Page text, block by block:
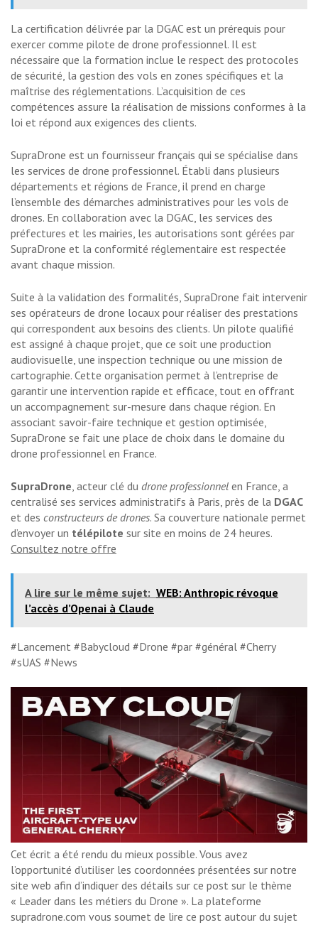
La certification délivrée par la DGAC est un prérequis pour
exercer comme pilote de drone professionnel. Il est
nécessaire que la formation inclue le respect des protocoles
de sécurité, la gestion des vols en zones spécifiques et la
maîtrise des réglementations. L’acquisition de ces
compétences assure la réalisation de missions conformes à la
loi et répond aux exigences des clients.
SupraDrone est un fournisseur français qui se spécialise dans
les services de drone professionnel. Établi dans plusieurs
départements et régions de France, il prend en charge
l’ensemble des démarches administratives pour les vols de
drones. En collaboration avec la DGAC, les services des
préfectures et les mairies, les autorisations sont gérées par
SupraDrone et la conformité réglementaire est respectée
avant chaque mission.
Suite à la validation des formalités, SupraDrone fait intervenir
ses opérateurs de drone locaux pour réaliser des prestations
qui correspondent aux besoins des clients. Un pilote qualifié
est assigné à chaque projet, que ce soit une production
audiovisuelle, une inspection technique ou une mission de
cartographie. Cette organisation permet à l’entreprise de
garantir une intervention rapide et efficace, tout en offrant
un accompagnement sur-mesure dans chaque région. En
associant savoir-faire technique et gestion optimisée,
SupraDrone se fait une place de choix dans le domaine du
drone professionnel en France.
SupraDrone, acteur clé du drone professionnel en France, a
centralisé ses services administratifs à Paris, près de la DGAC
et des constructeurs de drones. Sa couverture nationale permet
d’envoyer un télépilote sur site en moins de 24 heures.
Consultez notre offre
A lire sur le même sujet: WEB: Anthropic révoque
l’accès d’Openai à Claude
#Lancement #Babycloud #Drone #par #général #Cherry
#sUAS #News
Cet écrit a été rendu du mieux possible. Vous avez
l’opportunité d’utiliser les coordonnées présentées sur notre
site web afin d’indiquer des détails sur ce post sur le thème
« Leader dans les métiers du Drone ». La plateforme
supradrone.com vous soumet de lire ce post autour du sujet